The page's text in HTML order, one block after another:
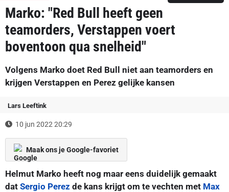
Marko: "Red Bull heeft geen
teamorders, Verstappen voert
boventoon qua snelheid"
Volgens Marko doet Red Bull niet aan teamorders en
krijgen Verstappen en Perez gelijke kansen
Lars Leeftink
10 jun 2022 20:29
Maak ons je Google-favoriet
Helmut Marko heeft nog maar eens duidelijk gemaakt
dat Sergio Perez de kans krijgt om te vechten met Max